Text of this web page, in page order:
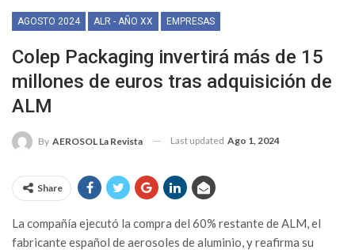
AGOSTO 2024 ALR - AÑO XX EMPRESAS
Colep Packaging invertirá más de 15
millones de euros tras adquisición de
ALM
By AEROSOL La Revista Last updated Ago 1, 2024
Share
La compañía ejecutó la compra del 60% restante de ALM, el
fabricante español de aerosoles de aluminio, y reafirma su